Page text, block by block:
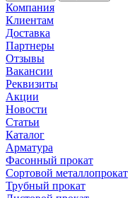
Компания
Клиентам
Доставка
Партнеры
Отзывы
Вакансии
Реквизиты
Акции
Новости
Статьи
Каталог
Арматура
Фасонный прокат
Сортовой металлопрокат
Трубный прокат